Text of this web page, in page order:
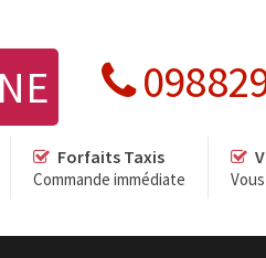
Forfaits Taxis
Commande immédiate